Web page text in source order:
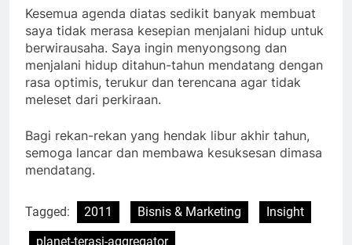
Kesemua agenda diatas sedikit banyak membuat
saya tidak merasa kesepian menjalani hidup untuk
berwirausaha. Saya ingin menyongsong dan
menjalani hidup ditahun-tahun mendatang dengan
rasa optimis, terukur dan terencana agar tidak
meleset dari perkiraan.
Bagi rekan-rekan yang hendak libur akhir tahun,
semoga lancar dan membawa kesuksesan dimasa
mendatang.
Tagged: 2011 Bisnis & Marketing
Insight
planet-terasi-aggregator